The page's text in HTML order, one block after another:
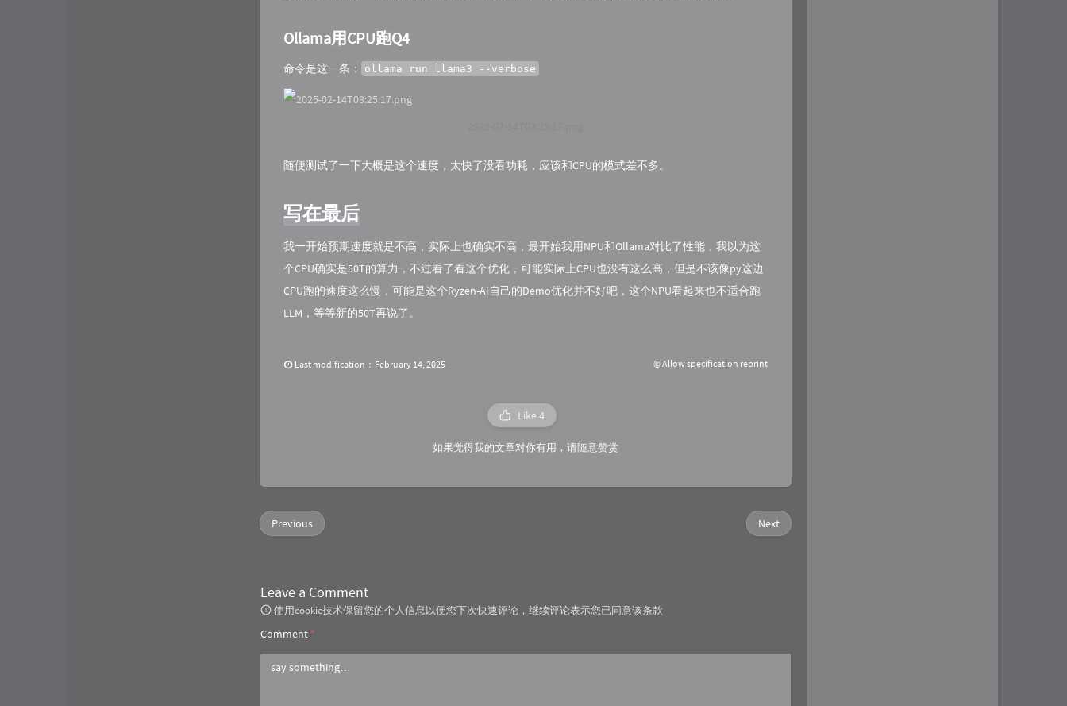
Ollama用CPU跑Q4
命令是这一条： ollama run llama3 --verbose
随便测试了一下大概是这个速度，太快了没看功耗，应该和CPU的模式差不多。
写在最后
我一开始预期速度就是不高，实际上也确实不高，最开始我用NPU和Ollama对比了性能，我以为这
个CPU确实是50T的算力，不过看了看这个优化，可能实际上CPU也没有这么高，但是不该像py这边
CPU跑的速度这么慢，可能是这个Ryzen-AI自己的Demo优化并不好吧，这个NPU看起来也不适合跑
LLM，等等新的50T再说了。
Last modification：February 14, 2025 © Allow specification reprint
Like4
如果觉得我的文章对你有用，请随意赞赏
Next
Previous
Leave a Comment
使用cookie技术保留您的个人信息以便您下次快速评论，继续评论表示您已同意该条款
Comment *